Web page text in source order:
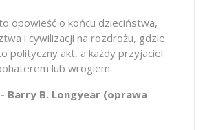
opowieść o końcu dzieciństwa,
i cywilizacji na rozdrożu, gdzie
polityczny akt, a każdy przyjaciel
lub wrogiem.
- Barry B. Longyear (oprawa